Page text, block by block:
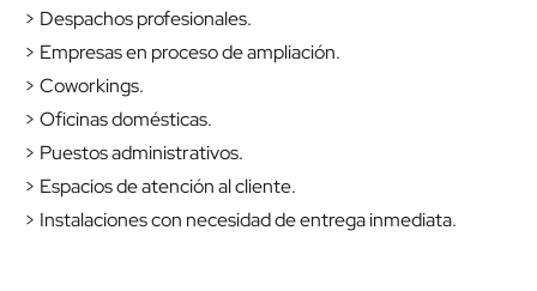
> Despachos profesionales.
> Empresas en proceso de ampliación.
> Coworkings.
> Oficinas domésticas.
> Puestos administrativos.
> Espacios de atención al cliente.
> Instalaciones con necesidad de entrega inmediata.